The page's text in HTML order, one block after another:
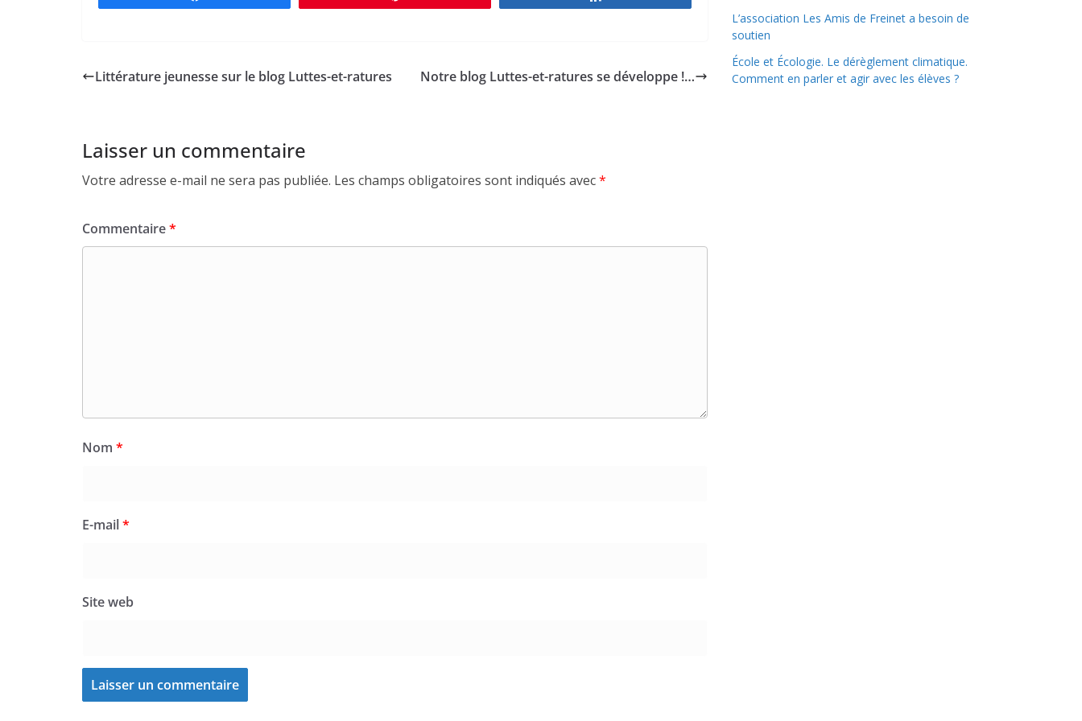
Littérature jeunesse sur le blog Luttes-et-ratures Notre blog Luttes-et-ratures se développe !…
Laisser un commentaire
Votre adresse e-mail ne sera pas publiée. Les champs obligatoires sont indiqués avec*
Commentaire*
Nom *
E-mail*
Site web
L’association Les Amis de Freinet a besoin de
soutien
École et Écologie. Le dérèglement climatique.
Comment en parler et agir avec les élèves ?